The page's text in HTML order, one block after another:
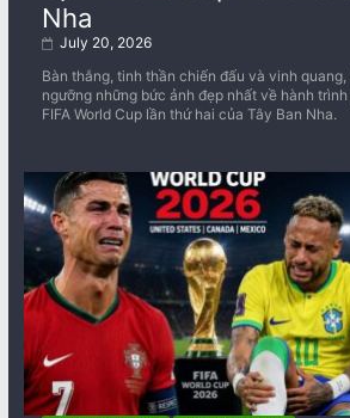
Nha
July 20, 2026
Bàn thắng, tinh thần chiến đấu và vinh
ngưỡng những bức ảnh đẹp nhất về ​​hành
FIFA World Cup lần thứ hai của Tây Ban Nha.